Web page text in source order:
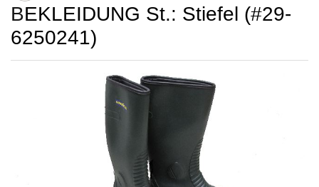
BEKLEIDUNG St.: Stiefel (#29-
6250241)